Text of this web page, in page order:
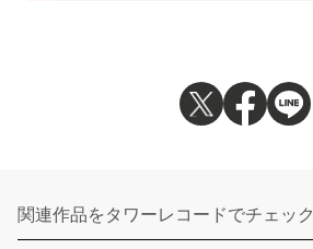
関連作品をタワーレコードでチェック